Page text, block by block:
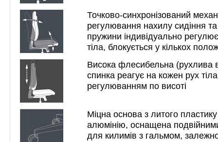
Точково-синхронізований
регулювання нахилу сидіння
пружини індивідуально
тіла, блокується у кількох
Висока флесибельна (рухлива
спинка реагує на кожен рух
регулюванням по висоті
Міцна основа з литого
алюмінію, оснащена
для килимів з гальмом,